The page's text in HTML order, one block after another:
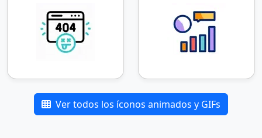
Ver todos los íconos animados y GIFs